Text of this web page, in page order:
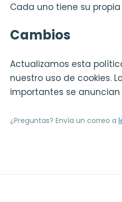
Cada uno tiene su
Cambios
Actualizamos esta
nuestro uso de cookies.
importantes se anuncian
¿Preguntas? Envía un correo a